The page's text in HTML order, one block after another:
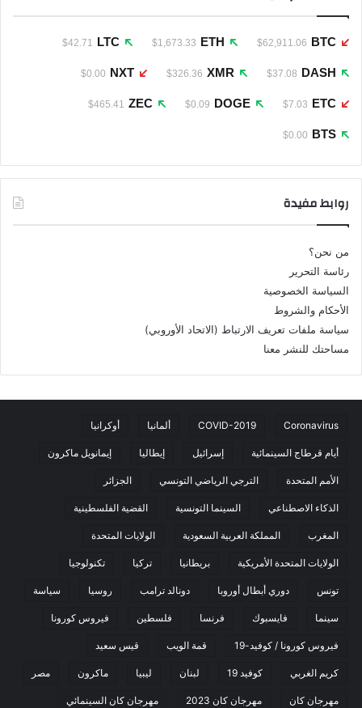
BTC
$62,911.06
ETH
$1,673.33
LTC
$42.71
DASH
$37.08
XMR
$326.36
NXT
$0.00
ETC
$7.03
DOGE
$0.09
ZEC
$465.41
BTS
$0.00
روابط مفيدة
من نحن؟
رئاسة التحرير
السياسة الخصوصية
الأحكام والشروط
سياسة ملفات تعريف الارتباط (الاتحاد الأوروبي)
مساحتك للنشر معنا
Coronavirus
COVID-2019 ألمانيا أوكرانيا
أيام قرطاج السينمائية إسرائيل إيطاليا إيمانويل ماكرون
الأمم المتحدة الترجي الرياضي التونسي الجزائر
الذكاء الاصطناعي السينما التونسية القضية الفلسطينية
المغرب المملكة العربية السعودية الولايات المتحدة
الولايات المتحدة الأمريكية بريطانيا تركيا تكنولوجيا
تونس دوري أبطال أوروبا دونالد ترامب روسيا سياسة
سينما فايسبوك فرنسا فلسطين فيروس كورونا
فيروس كورونا / كوفيد-19 قمة الويب قيس سعيد
كريم الغربي كوفيد 19 لبنان ليبيا ماكرون مصر
مهرجان كان مهرجان كان 2023 مهرجان كان السينمائي